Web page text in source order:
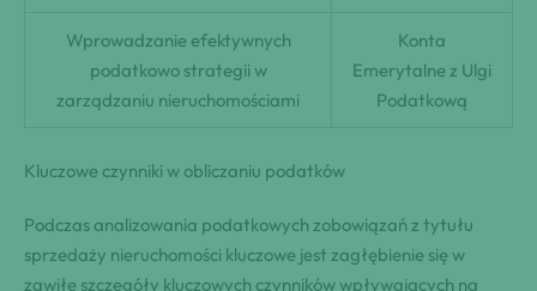
Wprowadzanie efektywnych
podatkowo strategii w
zarządzaniu nieruchomościami
Konta
Emerytalne z Ulgi
Podatkową
Kluczowe czynniki w obliczaniu podatków
Podczas analizowania podatkowych zobowiązań z tytułu
sprzedaży nieruchomości kluczowe jest zagłębienie się w
zawiłe szczegóły kluczowych czynników wpływających na